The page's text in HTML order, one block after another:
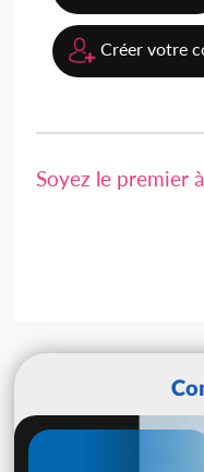
Créer votre
Soyez le premier